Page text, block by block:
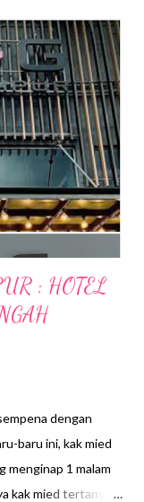
kempen promosi
dan antarabangsa,
Selangor,
sempadan
pulih di mana
dikunjungi di
2021.
berazam untuk
: HOTEL
dengan
baru ini, kak mied
menginap 1 malam
kak mied tertanya-